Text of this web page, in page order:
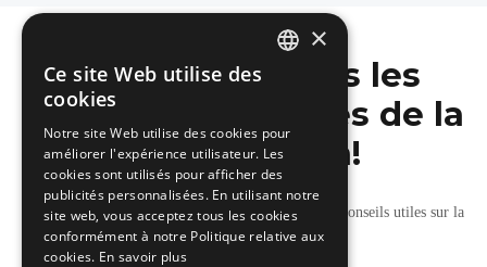
Ne manquez pas les
dernières nouvelles de la
construction!
Recevez nos mises à jour hebdomadaires pleines de conseils utiles sur la
construction et la rénovation.
×
Ce site Web utilise des
cookies
Notre site Web utilise des cookies pour
améliorer l'expérience utilisateur. Les
cookies sont utilisés pour afficher des
publicités personnalisées. En utilisant notre
site web, vous acceptez tous les cookies
conformément à notre Politique relative aux
cookies. En savoir plus